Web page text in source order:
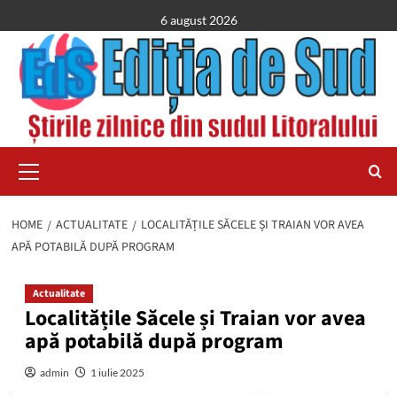
to
content
6 august 2026
Menu
HOME ACTUALITATE
LOCALITĂȚILE SĂCELE ȘI TRAIAN VOR AVEA
APĂ POTABILĂ DUPĂ PROGRAM
Actualitate
Localitățile Săcele și Traian vor avea
apă potabilă după program
admin 1 iulie 2025